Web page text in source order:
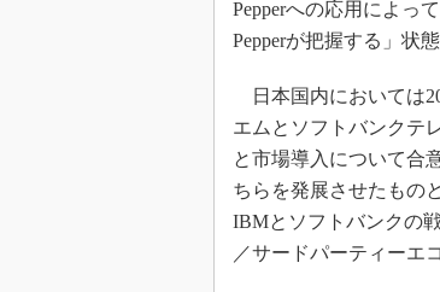
Pepperへの応用によっ
Pepperが把握する」状
日本国内においては
エムとソフトバンクテ
と市場導入について合
ちらを発展させたもの
IBMとソフトバンクの
／サードパーティーエ